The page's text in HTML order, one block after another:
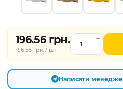
196.56 грн.
196.56 грн. / шт
Написати